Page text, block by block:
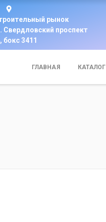
рынок
проспект
бокс 3411
ГЛАВНАЯ КАТАЛОГ